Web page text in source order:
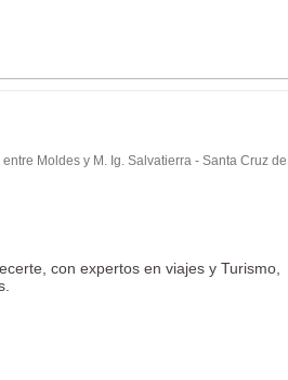
Moldes y M. Ig. Salvatierra - Santa Cruz de
con expertos en viajes y Turismo,